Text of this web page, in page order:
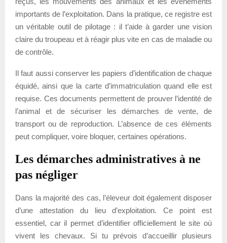
importants de l’exploitation. Dans la pratique, ce registre est
un véritable outil de pilotage : il t’aide à garder une vision
claire du troupeau et à réagir plus vite en cas de maladie ou
de contrôle.
Il faut aussi conserver les papiers d’identification de chaque
équidé, ainsi que la carte d’immatriculation quand elle est
requise. Ces documents permettent de prouver l’identité de
l’animal et de sécuriser les démarches de vente, de
transport ou de reproduction. L’absence de ces éléments
peut compliquer, voire bloquer, certaines opérations.
Les démarches administratives à ne
pas négliger
Dans la majorité des cas, l’éleveur doit également disposer
d’une attestation du lieu d’exploitation. Ce point est
essentiel, car il permet d’identifier officiellement le site où
vivent les chevaux. Si tu prévois d’accueillir plusieurs